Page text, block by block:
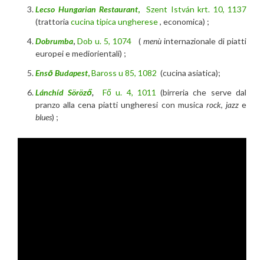
Lecso Hungarian Restaurant,
Szent István krt. 10, 1137
(trattoria cucina tipica ungherese, economica) ;
Dobrumba, Dob u. 5, 1074 ( menù internazionale di piatti
europei e mediorientali) ;
Ensō Budapest,Baross u 85, 1082 (cucina asiatica);
Lánchíd Söröző, Fő u. 4, 1011(birreria che serve dal
pranzo alla cena piatti ungheresi con musica rock, jazze
blues) ;